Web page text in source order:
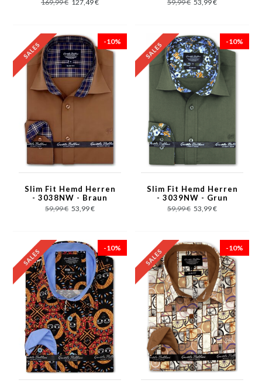
169,99 € 127,49 € 59,99 € 53,99 €
-10%
Slim Fit Hemd Herren
- 3038NW - Braun
59,99 € 53,99 €
-10%
Slim Fit Hemd Herren
- 3039NW - Grun
59,99 € 53,99 €
-10% -10%